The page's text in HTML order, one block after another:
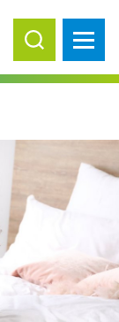
Suche ein-/